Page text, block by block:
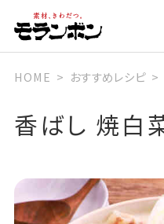
HOME おすすめレシピ
香ばし 焼白